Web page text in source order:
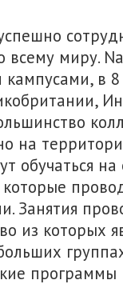
миру.
в
на
обучаться
Занятия
из которых
программы